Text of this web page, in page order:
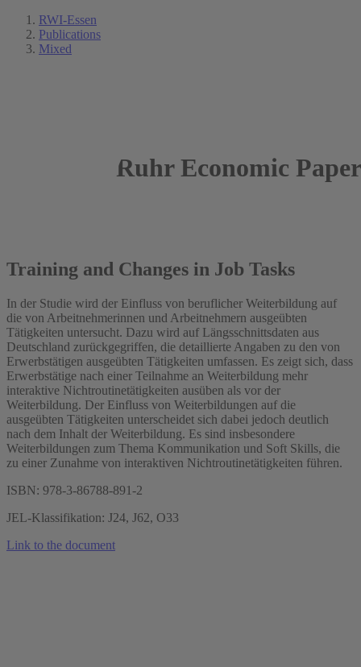
RWI-Essen
Publications
Mixed
Ruhr Economic
Training and Changes in Job Tasks
In der Studie wird der Einfluss von beruflicher Weiterbildung auf
die von Arbeitnehmerinnen und Arbeitnehmern ausgeübten
Tätigkeiten untersucht. Dazu wird auf Längsschnittsdaten aus
Deutschland zurückgegriffen, die detaillierte Angaben zu den von
Erwerbstätigen ausgeübten Tätigkeiten umfassen. Es zeigt sich, dass
Erwerbstätige nach einer Teilnahme an Weiterbildung mehr
interaktive Nichtroutinetätigkeiten ausüben als vor der
Weiterbildung. Der Einfluss von Weiterbildungen auf die
ausgeübten Tätigkeiten unterscheidet sich dabei jedoch deutlich
nach dem Inhalt der Weiterbildung. Es sind insbesondere
Weiterbildungen zum Thema Kommunikation und Soft Skills, die
zu einer Zunahme von interaktiven Nichtroutinetätigkeiten führen.
ISBN: 978-3-86788-891-2
JEL-Klassifikation: J24, J62, O33
Link to the document